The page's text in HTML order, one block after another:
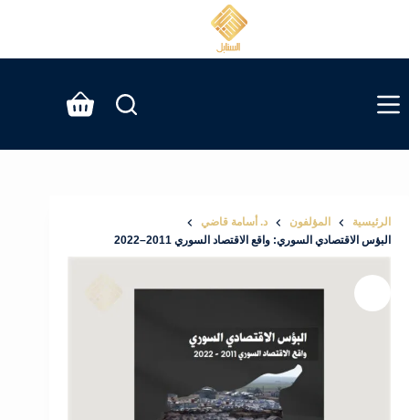
عربة
التسوق
الرئيسية المؤلفون
د. أسامة قاضي
البؤس الاقتصادي السوري: واقع الاقتصاد السوري 2011–2022